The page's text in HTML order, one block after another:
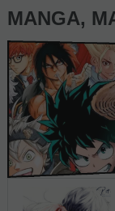
MANGA,